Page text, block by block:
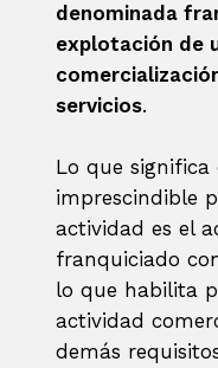
denominada
explotación de
servicios.
Lo que significa
imprescindible
actividad es el
franquiciado
lo que habilita
actividad
demás